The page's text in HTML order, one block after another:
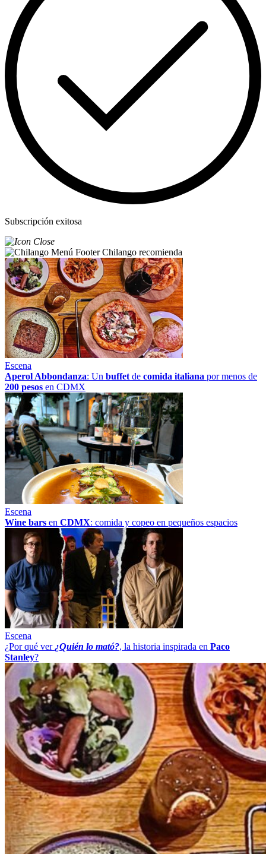
Subscripción exitosa
Chilango recomienda
Escena
Aperol Abbondanza: Un buffet de comida italiana por menos de
200 pesos en CDMX
Escena
Wine bars en CDMX: comida y copeo en pequeños espacios
Escena
¿Por qué ver ¿Quién lo mató?, la historia inspirada en Paco
Stanley?